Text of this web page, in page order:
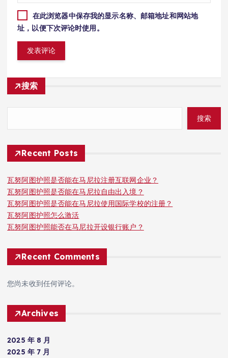
在此浏览器中保存我的显示名称、邮箱地址和网站地
址，以便下次评论时使用。
搜索
搜索
Recent Posts
瓦努阿图护照是否能在马尼拉注册互联网企业？
瓦努阿图护照是否能在马尼拉自由出入境？
瓦努阿图护照是否能在马尼拉使用国际学校的注册？
瓦努阿图护照怎么激活
瓦努阿图护照能否在马尼拉开设银行账户？
Recent Comments
您尚未收到任何评论。
Archives
2025 年 8 月
2025 年 7 月